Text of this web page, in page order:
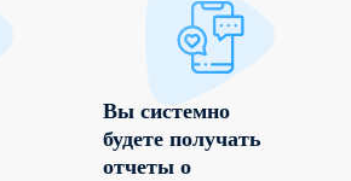
Вы системно
будете получать
отчеты о